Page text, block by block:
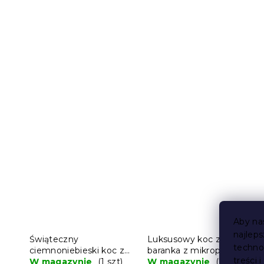
Aby
treści
Świąteczny
ciemnoniebieski koc z
mikropluszu z
W magazynie (1 szt)
Luksusowy koc z
baranka z mikropluszu
NESTIVE różowy
W magazynie (7 szt)